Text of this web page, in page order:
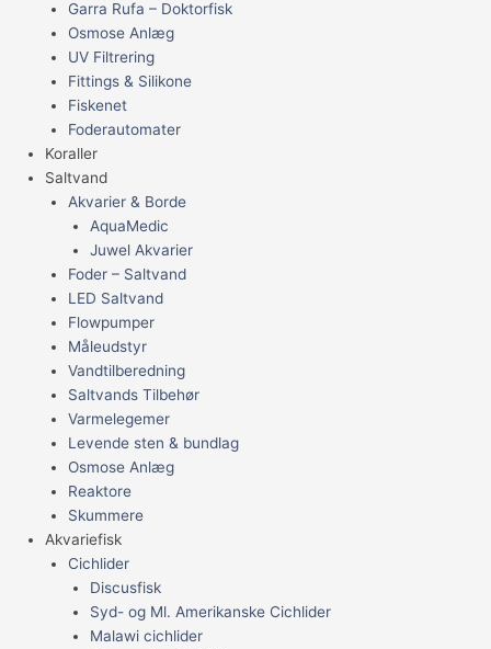
Garra Rufa – Doktorfisk
Osmose Anlæg
UV Filtrering
Fittings & Silikone
Fiskenet
Foderautomater
Koraller
Saltvand
Akvarier & Borde
AquaMedic
Juwel Akvarier
Foder – Saltvand
LED Saltvand
Flowpumper
Måleudstyr
Vandtilberedning
Saltvands Tilbehør
Varmelegemer
Levende sten & bundlag
Osmose Anlæg
Reaktore
Skummere
Akvariefisk
Cichlider
Discusfisk
Syd- og Ml. Amerikanske Cichlider
Malawi cichlider